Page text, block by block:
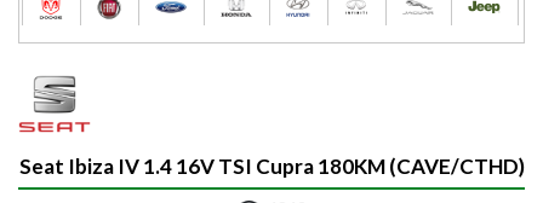
Seat Ibiza IV 1.4 16V TSI Cupra 180KM (CAVE/CTHD)